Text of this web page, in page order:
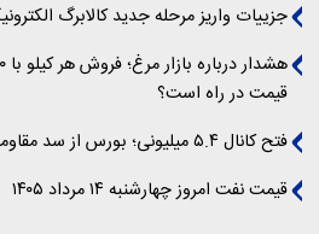
جزییات واریز مرحله جدید کالابرگ
قیمت در راه است؟
فتح کانال ۵.۴ میلیونی؛ بورس از سد مقاومت کلیدی عبور کرد
قیمت نفت امروز چهارشنبه ۱۴ مرداد ۱۴۰۵